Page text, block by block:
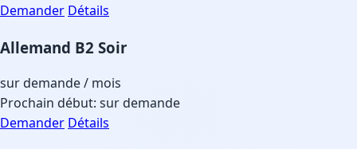
Demander Détails
Allemand B2 Soir
sur demande/ mois
Prochain début: sur demande
Demander Détails